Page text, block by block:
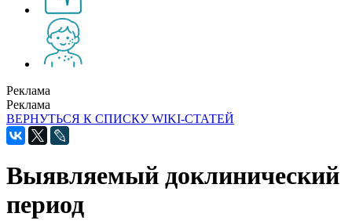
Реклама
Реклама
ВЕРНУТЬСЯ К СПИСКУ WIKI-СТАТЕЙ
Выявляемый доклинический
период